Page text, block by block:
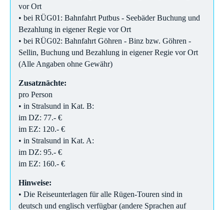
vor Ort
• bei RÜG01: Bahnfahrt Putbus - Seebäder Buchung und
Bezahlung in eigener Regie vor Ort
• bei RÜG02: Bahnfahrt Göhren - Binz bzw. Göhren -
Sellin, Buchung und Bezahlung in eigener Regie vor Ort
(Alle Angaben ohne Gewähr)
Zusatznächte:
pro Person
• in Stralsund in Kat. B:
im DZ: 77.- €
im EZ: 120.- €
• in Stralsund in Kat. A:
im DZ: 95.- €
im EZ: 160.- €
Hinweise:
• Die Reiseunterlagen für alle Rügen-Touren sind in
deutsch und englisch verfügbar (andere Sprachen auf